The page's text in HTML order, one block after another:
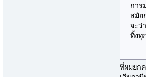
การ
สมัย
จะว่
ทิ้งทุ
ที่ผมยก